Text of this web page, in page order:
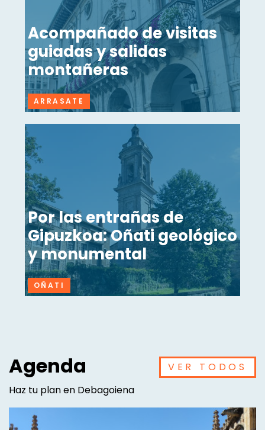
Acompañado de visitas
guiadas y salidas
montañeras
ARRASATE
Por las entrañas de
Gipuzkoa: Oñati geológico
y monumental
OÑATI
Agenda
Haz tu plan en Debagoiena
VER TODOS